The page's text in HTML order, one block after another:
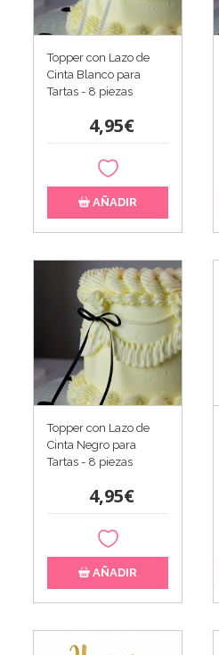
Topper con Lazo de
Cinta Blanco para
Tartas - 8 piezas
4,95€
AÑADIR
Topper con Lazo de
Cinta Negro para
Tartas - 8 piezas
4,95€
AÑADIR